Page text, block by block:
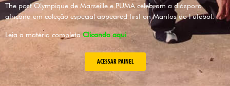
The post Olympique de Marseille e PUMA celebram a diáspora
africana em coleção especial appeared first on Mantos do Futebol.
Leia a matéria completa Clicando aqui
ACESSAR PAINEL